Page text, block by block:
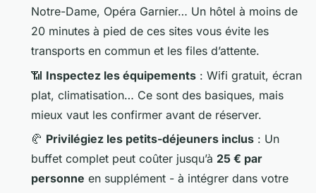
Notre-Dame, Opéra Garnier… Un hôtel à moins de
20 minutes à pied de ces sites vous évite les
transports en commun et les files d’attente.
📶 Inspectez les équipements : Wifi gratuit, écran
plat, climatisation… Ce sont des basiques, mais
mieux vaut les confirmer avant de réserver.
🥐 Privilégiez les petits-déjeuners inclus : Un
buffet complet peut coûter jusqu’à 25 € par
personne en supplément - à intégrer dans votre